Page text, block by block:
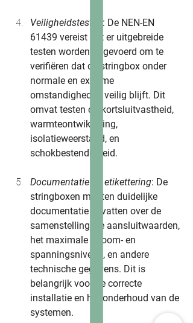
Veiligheidstesten : De NEN-EN
61439 vereist dat er uitgebreide
testen worden uitgevoerd om te
verifiëren dat de stringbox onder
normale en extreme
omstandigheden veilig blijft. Dit
omvat testen op kortsluitvastheid,
warmteontwikkeling,
isolatieweerstand, en
schokbestendigheid.
Documentatie en etikettering: De
stringboxen moeten duidelijke
documentatie bevatten over de
samenstelling, de aansluitwaarden,
het maximale stroom- en
spanningsniveau, en andere
technische gegevens. Dit is
belangrijk voor de correcte
installatie en het onderhoud van de
systemen.